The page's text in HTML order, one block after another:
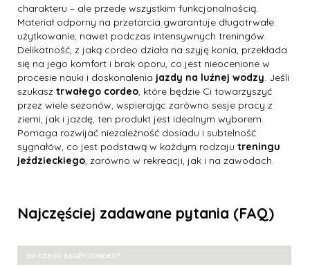
charakteru – ale przede wszystkim funkcjonalnością.
Materiał odporny na przetarcia gwarantuje długotrwałe
użytkowanie, nawet podczas intensywnych treningów.
Delikatność, z jaką cordeo działa na szyję konia, przekłada
się na jego komfort i brak oporu, co jest nieocenione w
procesie nauki i doskonalenia jazdy na luźnej wodzy. Jeśli
szukasz trwałego cordeo, które będzie Ci towarzyszyć
przez wiele sezonów, wspierając zarówno sesje pracy z
ziemi, jak i jazdę, ten produkt jest idealnym wyborem.
Pomaga rozwijać niezależność dosiadu i subtelność
sygnałów, co jest podstawą w każdym rodzaju treningu
jeździeckiego, zarówno w rekreacji, jak i na zawodach.
Najczęściej zadawane pytania (FAQ)
DO CZEGO SŁUŻY CORDEO?